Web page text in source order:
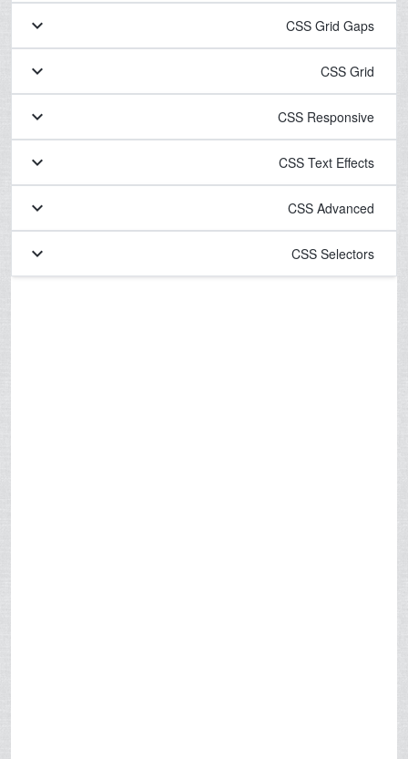
CSS Grid Gaps
keyboard_arrow_down
CSS Grid
keyboard_arrow_down
CSS Responsive
keyboard_arrow_down
CSS Text Effects
keyboard_arrow_down
CSS Advanced
keyboard_arrow_down
CSS Selectors
keyboard_arrow_down